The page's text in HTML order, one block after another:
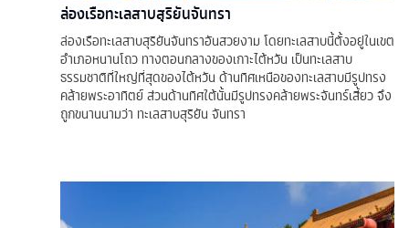
ล่องเรือทะเลสาบสุริยันจันทรา
ล่องเรือทะเลสาบสุริยันจันทราอันสวยงาม โดยทะเลสาบนี้ตั้งอยู่ในเขต
อำเภอหนานโถว ทางตอนกลางของเกาะไต้หวัน เป็นทะเลสาบ
ธรรมชาติที่ใหญ่ที่สุดของไต้หวัน ด้านทิศเหนือของทะเลสาบมีรูปทรง
คล้ายพระอาทิตย์ ส่วนด้านทิศใต้นั้นมีรูปทรงคล้ายพระจันทร์เสี้ยว จึง
ถูกขนานนามว่า ทะเลสาบสุริยัน จันทรา